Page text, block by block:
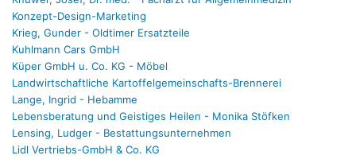
Konzept-Design-Marketing
Krieg, Gunder - Oldtimer Ersatzteile
Kuhlmann Cars GmbH
Küper GmbH u. Co. KG - Möbel
Landwirtschaftliche Kartoffelgemeinschafts-Brennerei
Lange, Ingrid - Hebamme
Lebensberatung und Geistiges Heilen - Monika Stöfken
Lensing, Ludger - Bestattungsunternehmen
Lidl Vertriebs-GmbH & Co. KG